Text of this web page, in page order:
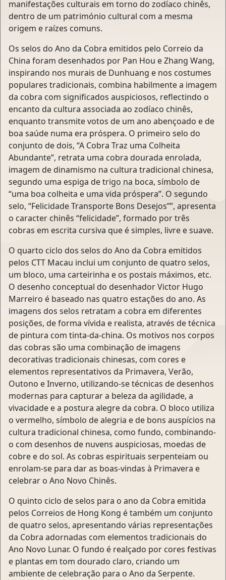
manifestações culturais em torno do zodíaco chinês,
dentro de um património cultural com a mesma
origem e raízes comuns.
Os selos do Ano da Cobra emitidos pelo Correio da
China foram desenhados por Pan Hou e Zhang Wang,
inspirando nos murais de Dunhuang e nos costumes
populares tradicionais, combina habilmente a imagem
da cobra com significados auspiciosos, reflectindo o
encanto da cultura associada ao zodíaco chinês,
enquanto transmite votos de um ano abençoado e de
boa saúde numa era próspera. O primeiro selo do
conjunto de dois, “A Cobra Traz uma Colheita
Abundante”, retrata uma cobra dourada enrolada,
imagem de dinamismo na cultura tradicional chinesa,
segundo uma espiga de trigo na boca, símbolo de
“uma boa colheita e uma vida próspera”. O segundo
selo, “Felicidade Transporte Bons Desejos””, apresenta
o caracter chinês “felicidade”, formado por três
cobras em escrita cursiva que é simples, livre e suave.
O quarto ciclo dos selos do Ano da Cobra emitidos
pelos CTT Macau inclui um conjunto de quatro selos,
um bloco, uma carteirinha e os postais máximos, etc.
O desenho conceptual do desenhador Victor Hugo
Marreiro é baseado nas quatro estações do ano. As
imagens dos selos retratam a cobra em diferentes
posições, de forma vívida e realista, através de técnica
de pintura com tinta-da-china. Os motivos nos corpos
das cobras são uma combinação de imagens
decorativas tradicionais chinesas, com cores e
elementos representativos da Primavera, Verão,
Outono e Inverno, utilizando-se técnicas de desenhos
modernas para capturar a beleza da agilidade, a
vivacidade e a postura alegre da cobra. O bloco utiliza
o vermelho, símbolo de alegria e de bons auspícios na
cultura tradicional chinesa, como fundo, combinando-
o com desenhos de nuvens auspiciosas, moedas de
cobre e do sol. As cobras espirituais serpenteiam ou
enrolam-se para dar as boas-vindas à Primavera e
celebrar o Ano Novo Chinês.
O quinto ciclo de selos para o ano da Cobra emitida
pelos Correios de Hong Kong é também um conjunto
de quatro selos, apresentando várias representações
da Cobra adornadas com elementos tradicionais do
Ano Novo Lunar. O fundo é realçado por cores festivas
e plantas em tom dourado claro, criando um
ambiente de celebração para o Ano da Serpente.